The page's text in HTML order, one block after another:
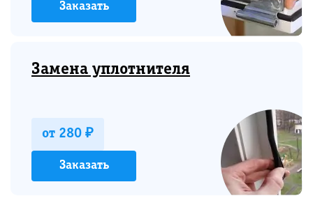
Заказать
Замена уплотнителя
от 280 ₽
Заказать